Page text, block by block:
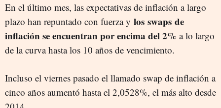
En el último mes, las expectativas de inflación a largo
plazo han repuntado con fuerza y los swaps de
inflación se encuentran por encima del 2% a lo largo
de la curva hasta los 10 años de vencimiento.
Incluso el viernes pasado el llamado swap de inflación a
cinco años aumentó hasta el 2,0528%, el más alto desde